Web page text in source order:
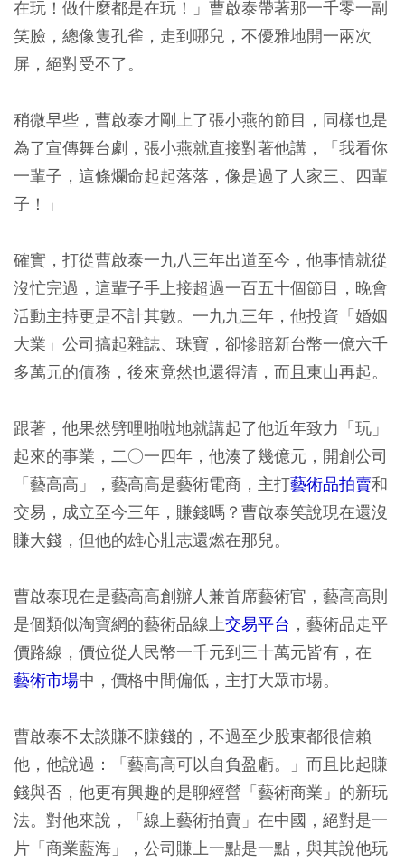
在玩！做什麼都是在玩！」曹啟泰帶著那一千零一副
笑臉，總像隻孔雀，走到哪兒，不優雅地開一兩次
屏，絕對受不了。
稍微早些，曹啟泰才剛上了張小燕的節目，同樣也是
為了宣傳舞台劇，張小燕就直接對著他講，「我看你
一輩子，這條爛命起起落落，像是過了人家三、四輩
子！」
確實，打從曹啟泰一九八三年出道至今，他事情就從
沒忙完過，這輩子手上接超過一百五十個節目，晚會
活動主持更是不計其數。一九九三年，他投資「婚姻
大業」公司搞起雜誌、珠寶，卻慘賠新台幣一億六千
多萬元的債務，後來竟然也還得清，而且東山再起。
跟著，他果然劈哩啪啦地就講起了他近年致力「玩」
起來的事業，二○一四年，他湊了幾億元，開創公司
「藝高高」，藝高高是藝術電商，主打藝術品拍賣和
交易，成立至今三年，賺錢嗎？曹啟泰笑說現在還沒
賺大錢，但他的雄心壯志還燃在那兒。
曹啟泰現在是藝高高創辦人兼首席藝術官，藝高高則
是個類似淘寶網的藝術品線上交易平台 ，藝術品走平
價路線，價位從人民幣一千元到三十萬元皆有，在
藝術市場中，價格中間偏低，主打大眾市場。
曹啟泰不太談賺不賺錢的，不過至少股東都很信賴
他，他說過：「藝高高可以自負盈虧。」而且比起賺
錢與否，他更有興趣的是聊經營「藝術商業」的新玩
法。對他來說，「線上藝術拍賣」在中國，絕對是一
片「商業藍海」，公司賺上一點是一點，與其說他玩